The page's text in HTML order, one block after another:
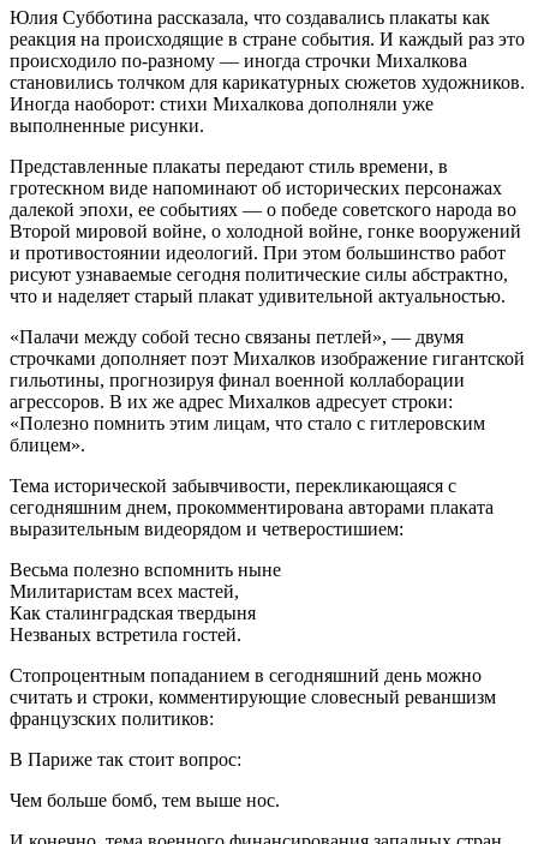
Юлия Субботина рассказала, что создавались плакаты как
реакция на происходящие в стране события. И каждый раз это
происходило по-разному — иногда строчки Михалкова
становились толчком для карикатурных сюжетов художников.
Иногда наоборот: стихи Михалкова дополняли уже
выполненные рисунки.
Представленные плакаты передают стиль времени, в
гротескном виде напоминают об исторических персонажах
далекой эпохи, ее событиях — о победе советского народа во
Второй мировой войне, о холодной войне, гонке вооружений
и противостоянии идеологий. При этом большинство работ
рисуют узнаваемые сегодня политические силы абстрактно,
что и наделяет старый плакат удивительной актуальностью.
«Палачи между собой тесно связаны петлей», — двумя
строчками дополняет поэт Михалков изображение гигантской
гильотины, прогнозируя финал военной коллаборации
агрессоров. В их же адрес Михалков адресует строки:
«Полезно помнить этим лицам, что стало с гитлеровским
блицем».
Тема исторической забывчивости, перекликающаяся с
сегодняшним днем, прокомментирована авторами плаката
выразительным видеорядом и четверостишием:
Весьма полезно вспомнить ныне
Милитаристам всех мастей,
Как сталинградская твердыня
Незваных встретила гостей.
Стопроцентным попаданием в сегодняшний день можно
считать и строки, комментирующие словесный реваншизм
французских политиков:
В Париже так стоит вопрос:
Чем больше бомб, тем выше нос.